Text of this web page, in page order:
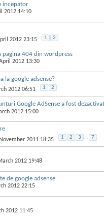
incepator
2012 14:10
2012 23:15 1 2
pagina 404 din wordpress
2012 13:30
la google adsense?
2012 06:51 1 2
Google AdSense a fost
2012 15:00
2011 18:35 1 2 3 ... 7
2012 19:48
de google adsense
2012 22:15
2012 11:45